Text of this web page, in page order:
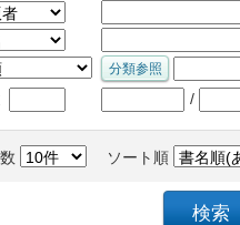
/
ソート順